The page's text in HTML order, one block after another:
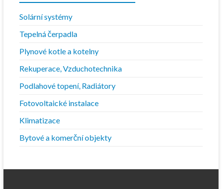
Solární systémy
Tepelná čerpadla
Plynové kotle a kotelny
Rekuperace, Vzduchotechnika
Podlahové topení, Radiátory
Fotovoltaické instalace
Klimatizace
Bytové a komerční objekty